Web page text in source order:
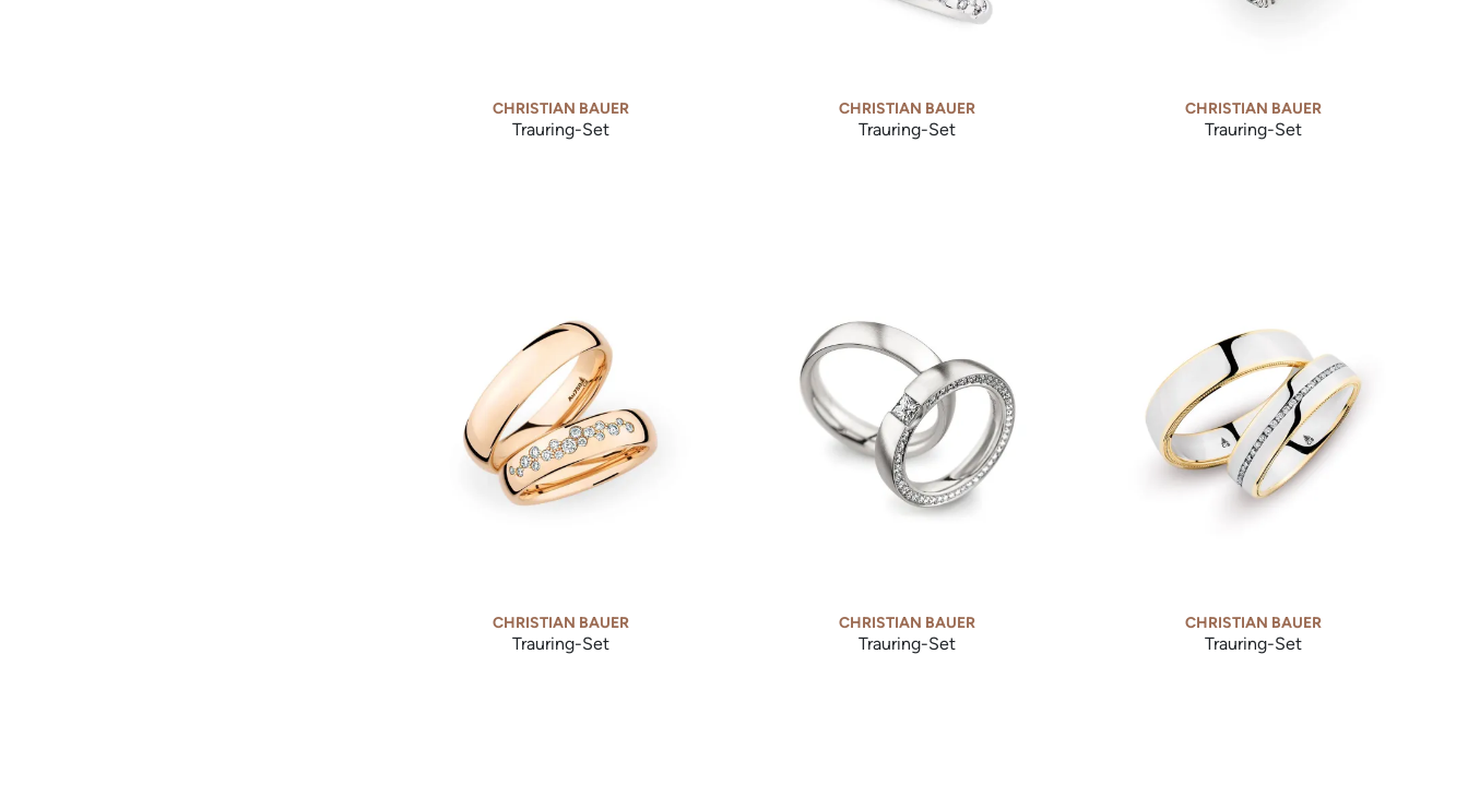
CHRISTIAN BAUER
Trauring-Set
CHRISTIAN BAUER
Trauring-Set
CHRISTIAN BAUER
Trauring-Set
CHRISTIAN BAUER
Trauring-Set
CHRISTIAN BAUER
Trauring-Set
CHRISTIAN BAUER
Trauring-Set